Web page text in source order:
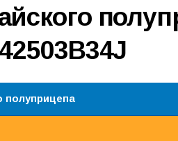
полуприцепа